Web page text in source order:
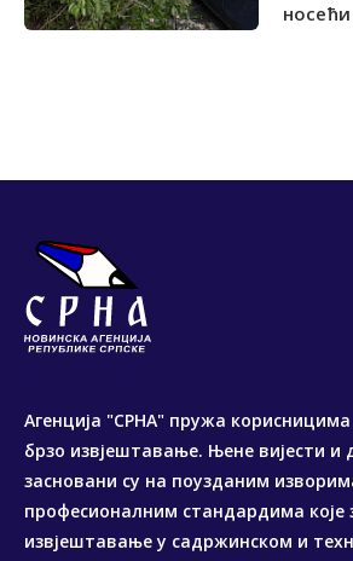
Агенција "СРНА" пружа корисницима
брзо извјештавање. Њене вијести и
засновани су на поузданим
професионалним стандардима које
извјештавање у садржинском и